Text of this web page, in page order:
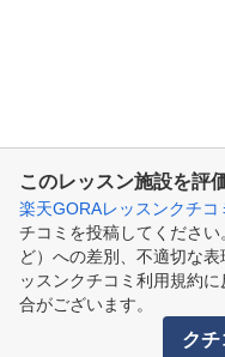
このレッスン施設を評
楽天GORAレッスンクチコ
チコミを投稿してくださ
ど）への差別、不適切な
ッスンクチコミ利用規約
合がございます。
クチ